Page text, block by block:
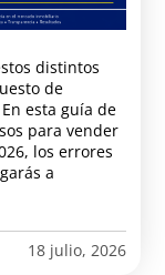
distintos
de
esta guía de
para vender
los errores
a
18 julio, 2026